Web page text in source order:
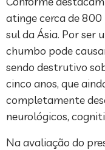
atinge cerca de 800
sul da Ásia. Por ser
chumbo pode
sendo destrutivo
cinco anos, que
completamente
neurológicos,
Na avaliação do